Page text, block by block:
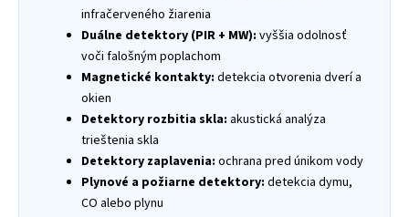
infračerveného žiarenia
Duálne detektory (PIR + MW): vyššia odolnosť
voči falošným poplachom
Magnetické kontakty: detekcia otvorenia dverí a
okien
Detektory rozbitia skla: akustická analýza
trieštenia skla
Detektory zaplavenia: ochrana pred únikom vody
Plynové a požiarne detektory: detekcia dymu,
CO alebo plynu